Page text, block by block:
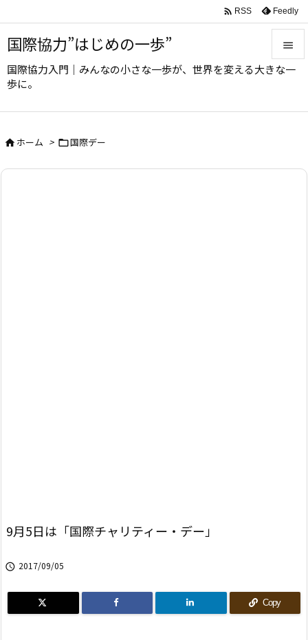
国際協力”はじめの一歩”
国際協力入門｜みんなの小さな一歩が、世界を変える大きな一
歩に。



 RSS Feedly
ホーム > 国際デー
9月5日は「国際チャリティー・デー」
 2017/09/05
Copy